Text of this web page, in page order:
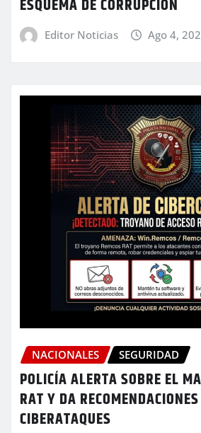
ESQUEMA DE CORRUPCIÓN
Editor Noticias Ago 4,
NACIONALES SEGURIDAD
POLICÍA ALERTA SOBRE EL
RAT Y DA
CIBERATAQUES